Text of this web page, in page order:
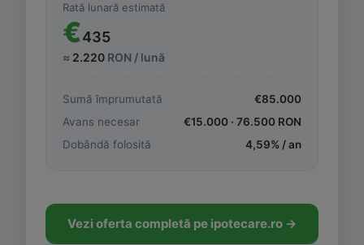
Rată lunară estimată
€435
≈ 2.220 RON / lună
Sumă împrumutată €85.000
Avans necesar
€15.000 · 76.500 RON
Dobândă folosită
4,59% / an
Vezi oferta completă pe ipotecare.ro →